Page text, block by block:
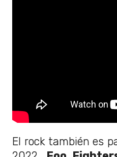
El rock también es